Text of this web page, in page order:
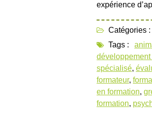
expérience
Catégories :
Tags :
spécialisé,
formateur,
en formation,
formation,